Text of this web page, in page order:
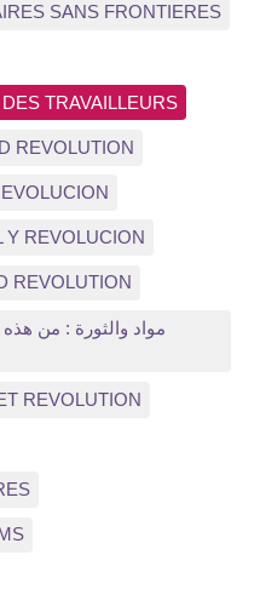
SANS FRONTIERES
TRAVAILLEURS
REVOLUTION
Y REVOLUCION
REVOLUTION
REVOLUTION